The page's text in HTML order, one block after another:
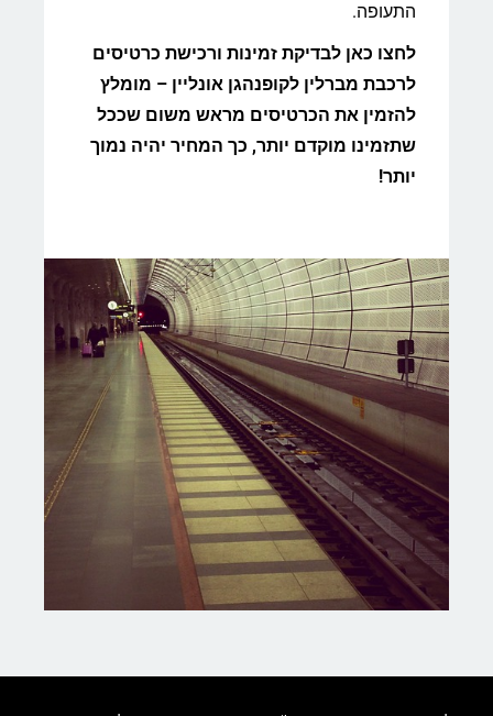
התעופה.
לחצו כאן לבדיקת זמינות ורכישת כרטיסים
לרכבת מברלין לקופנהגן אונליין – מומלץ
להזמין את הכרטיסים מראש משום שככל
שתזמינו מוקדם יותר, כך המחיר יהיה נמוך
יותר!